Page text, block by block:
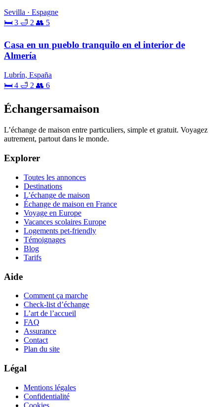
Sevilla · Espagne
🛏 3 🛁 2 👥 5
Casa en un pueblo tranquilo en el interior de
Almería
Lubrín, España
🛏 4 🛁 2 👥 6
Échangersamaison
L’échange de maison entre particuliers, simple et gratuit. Voyagez
autrement, partout dans le monde.
Explorer
Toutes les annonces
Destinations
L’échange de maison
Échange de maison en France
Voyage en Europe
Vacances scolaires Europe
Logements pet-friendly
Témoignages
Blog
Tarifs
Aide
Comment ça marche
Check-list d’échange
L’art de l’accueil
FAQ
Assurance
Contact
Plan du site
Légal
Mentions légales
Confidentialité
Cookies